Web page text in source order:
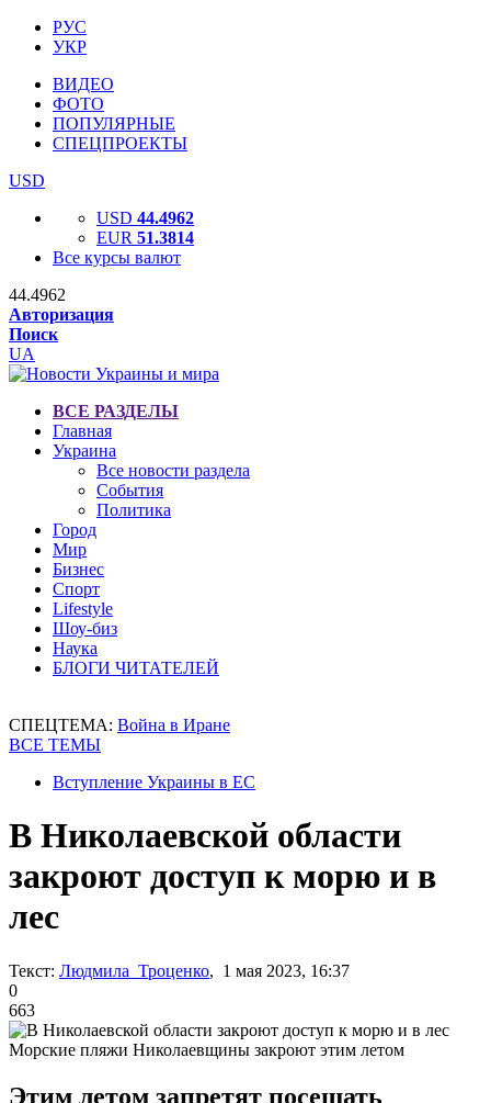
РУС
УКР
ВИДЕО
ФОТО
ПОПУЛЯРНЫЕ
СПЕЦПРОЕКТЫ
USD
USD 44.4962
EUR 51.3814
Все курсы валют
44.4962
Авторизация
Поиск
UA
ВСЕ РАЗДЕЛЫ
Главная
Украина
Все новости раздела
События
Политика
Город
Мир
Бизнес
Спорт
Lifestyle
Шоу-биз
Наука
БЛОГИ ЧИТАТЕЛЕЙ
СПЕЦТЕМА: Война в Иране
ВСЕ ТЕМЫ
Вступление Украины в ЕС
В Николаевской области
закроют доступ к морю и в
лес
Текст: Людмила Троценко, 1 мая 2023, 16:37
0
663
Морские пляжи Николаевщины закроют этим летом
Этим летом запретят посещать